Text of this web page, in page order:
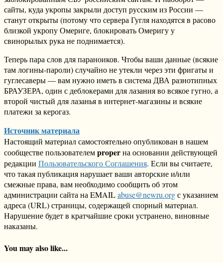
сайты, куда укропы закрыли доступ русским из России —
станут открыты (потому что сервера Гугля находятся в расово
близкой укропу Омериге, блокировать Омеригу у
свинорылых рука не поднимается).
Теперь пара слов для параноиков. Чтобы ваши данные (всякие
там логины-пароли) случайно не утекли через эти фригаты и
гуглесаверы — вам нужно иметь в система ДВА разнотипных
БРАУЗЕРА, один с деблокерами для лазания во всякое гугно, а
второй чистый для лазанья в интернет-магазины и всякие
платежи за керогаз.
Источник материала
Настоящий материал самостоятельно опубликован в нашем
сообществе пользователемproperна основании действующей
редакции Пользовательского Соглашения. Если вы считаете,
что такая публикация нарушает ваши авторские и/или
смежные права, вам необходимо сообщить об этом
администрации сайта на EMAILabuse@newru.orgс указанием
адреса (URL) страницы, содержащей спорный материал.
Нарушение будет в кратчайшие сроки устранено, виновные
наказаны.
You may also like...